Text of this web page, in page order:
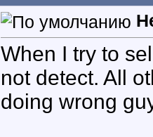
When I try to
not detect. All
doing wrong